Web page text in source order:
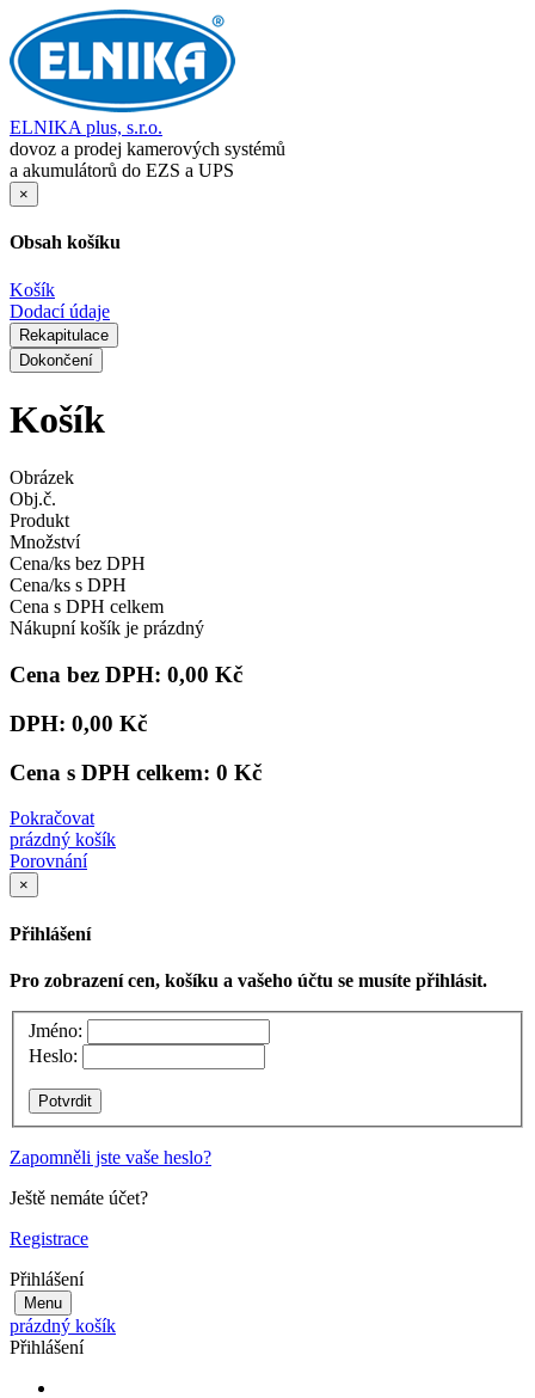
ELNIKA plus, s.r.o.
dovoz a prodej kamerových systémů
a akumulátorů do EZS a UPS
×
Obsah košíku
Košík
Dodací údaje
Rekapitulace
Dokončení
Košík
Obrázek
Obj.č.
Produkt
Množství
Cena/ks bez DPH
Cena/ks s DPH
Cena s DPH celkem
Nákupní košík je prázdný
Cena bez DPH: 0,00 Kč
DPH: 0,00 Kč
Cena s DPH celkem: 0 Kč
Pokračovat
prázdný košík
Porovnání
×
Přihlášení
Pro zobrazení cen, košíku a vašeho účtu se musíte přihlásit.
Jméno:
Heslo:
Zapomněli jste vaše heslo?
Ještě nemáte účet?
Registrace
Přihlášení
Menu
prázdný košík
Přihlášení